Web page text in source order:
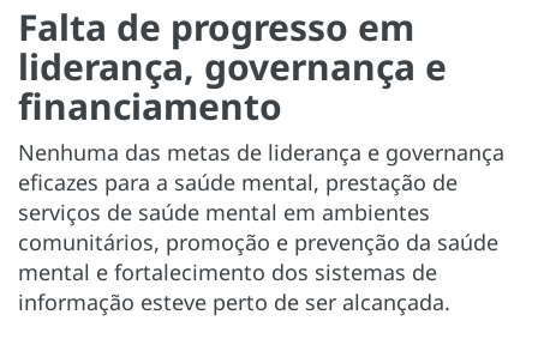
Falta de progresso em
liderança, governança e
financiamento
Nenhuma das metas de liderança e governança
eficazes para a saúde mental, prestação de
serviços de saúde mental em ambientes
comunitários, promoção e prevenção da saúde
mental e fortalecimento dos sistemas de
informação esteve perto de ser alcançada.